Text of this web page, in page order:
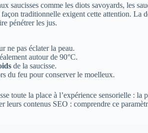
saucisses comme les diots savoyards, les
traditionnelle exigent cette attention. La
pénétrer les jus.
ne pas éclater la peau.
autour de 90°C.
de la saucisse.
du feu pour conserver le moelleux.
toute la place à l’expérience sensorielle :
leurs contenus SEO : comprendre ce